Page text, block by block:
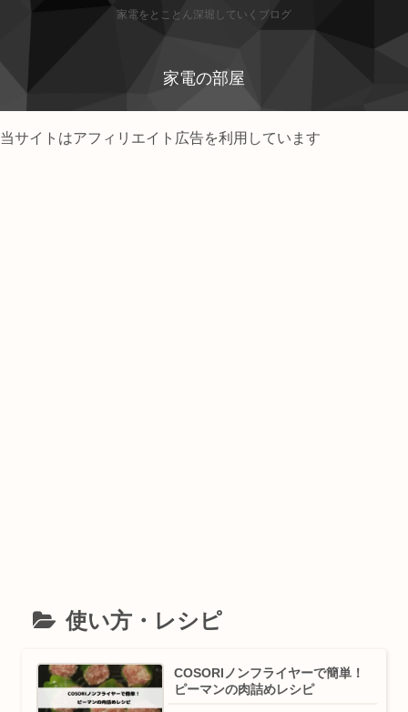
家電をとことん深堀していくブログ
家電の部屋
当サイトはアフィリエイト広告を利用しています
使い方・レシピ
COSORIノンフライヤーで簡単！
ピーマンの肉詰めレシピ